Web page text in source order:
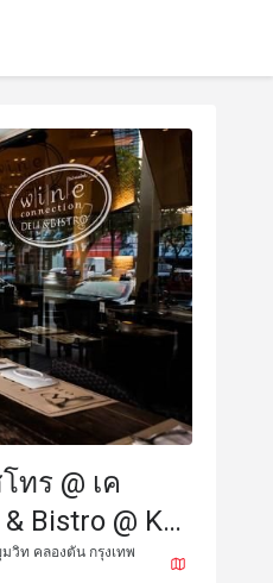
ร @ เค
Bistro @ K
วิท คลองตัน กรุงเทพ